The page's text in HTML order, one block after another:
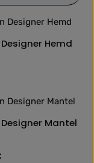
Hemd
Mantel